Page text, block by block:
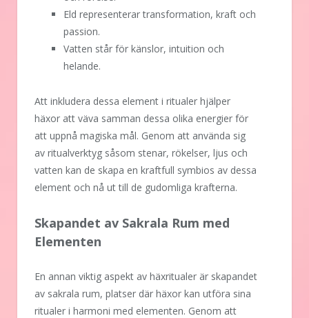
Eld representerar transformation, kraft och
passion.
Vatten står för känslor, intuition och
helande.
Att inkludera dessa element i ritualer hjälper
häxor att väva samman dessa olika energier för
att uppnå magiska mål. Genom att använda sig
av ritualverktyg såsom stenar, rökelser, ljus och
vatten kan de skapa en kraftfull symbios av dessa
element och nå ut till de gudomliga krafterna.
Skapandet av Sakrala Rum med
Elementen
En annan viktig aspekt av häxritualer är skapandet
av sakrala rum, platser där häxor kan utföra sina
ritualer i harmoni med elementen. Genom att